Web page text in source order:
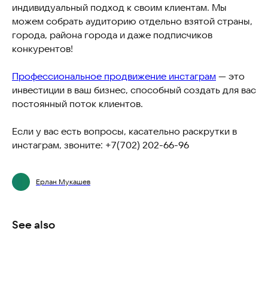
индивидуальный подход к своим клиентам. Мы
можем собрать аудиторию отдельно взятой страны,
города, района города и даже подписчиков
конкурентов!
Профессиональное продвижение инстаграм — это
инвестиции в ваш бизнес, способный создать для вас
постоянный поток клиентов.
Если у вас есть вопросы, касательно раскрутки в
инстаграм, звоните: +7(702) 202-66-96
Ерлан Мукашев
See also